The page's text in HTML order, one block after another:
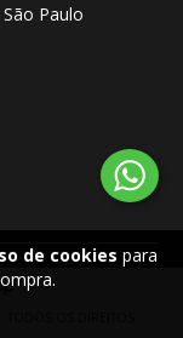
de cookies para
Paulo